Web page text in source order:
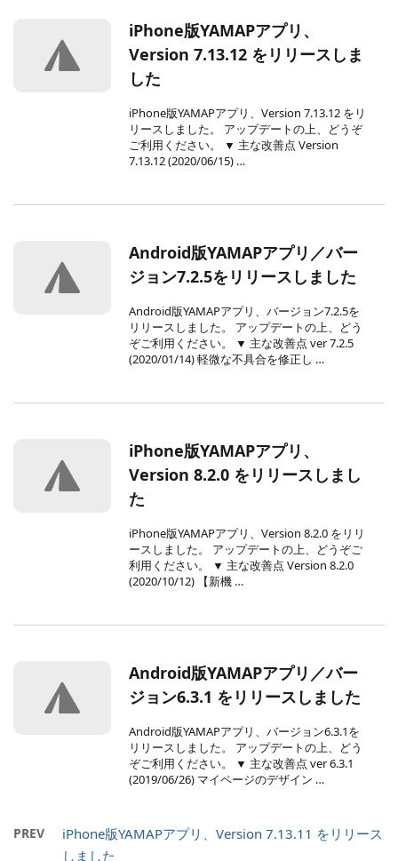
iPhone版YAMAPアプリ、
Version 7.13.12 をリリースしま
した
iPhone版YAMAPアプリ、Version 7.13.12 をリ
リースしました。 アップデートの上、どうぞ
ご利用ください。 ▼ 主な改善点 Version
7.13.12 (2020/06/15) …
Android版YAMAPアプリ／バー
ジョン7.2.5をリリースしました
Android版YAMAPアプリ、バージョン7.2.5を
リリースしました。 アップデートの上、どう
ぞご利用ください。 ▼ 主な改善点 ver 7.2.5
(2020/01/14) 軽微な不具合を修正し …
iPhone版YAMAPアプリ、
Version 8.2.0 をリリースしまし
た
iPhone版YAMAPアプリ、Version 8.2.0 をリリ
ースしました。 アップデートの上、どうぞご
利用ください。 ▼ 主な改善点 Version 8.2.0
(2020/10/12) 【新機 …
Android版YAMAPアプリ／バー
ジョン6.3.1 をリリースしました
Android版YAMAPアプリ、バージョン6.3.1を
リリースしました。 アップデートの上、どう
ぞご利用ください。 ▼ 主な改善点 ver 6.3.1
(2019/06/26) マイページのデザイン …
PREV
iPhone版YAMAPアプリ、Version 7.13.11 をリリース
しました